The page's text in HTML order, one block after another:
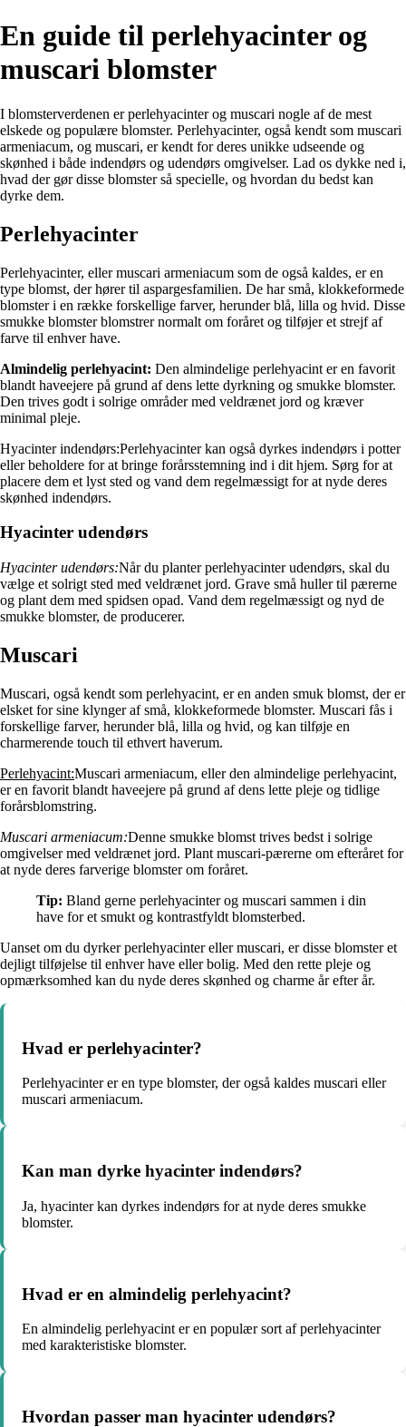
En guide til perlehyacinter og
muscari blomster
I blomsterverdenen er perlehyacinter og muscari nogle af de mest
elskede og populære blomster. Perlehyacinter, også kendt som muscari
armeniacum, og muscari, er kendt for deres unikke udseende og
skønhed i både indendørs og udendørs omgivelser. Lad os dykke ned i,
hvad der gør disse blomster så specielle, og hvordan du bedst kan
dyrke dem.
Perlehyacinter
Perlehyacinter, eller muscari armeniacum som de også kaldes, er en
type blomst, der hører til aspargesfamilien. De har små, klokkeformede
blomster i en række forskellige farver, herunder blå, lilla og hvid. Disse
smukke blomster blomstrer normalt om foråret og tilføjer et strejf af
farve til enhver have.
Almindelig perlehyacint: Den almindelige perlehyacint er en favorit
blandt haveejere på grund af dens lette dyrkning og smukke blomster.
Den trives godt i solrige områder med veldrænet jord og kræver
minimal pleje.
Hyacinter indendørs:Perlehyacinter kan også dyrkes indendørs i potter
eller beholdere for at bringe forårsstemning ind i dit hjem. Sørg for at
placere dem et lyst sted og vand dem regelmæssigt for at nyde deres
skønhed indendørs.
Hyacinter udendørs
Hyacinter udendørs:Når du planter perlehyacinter udendørs, skal du
vælge et solrigt sted med veldrænet jord. Grave små huller til pærerne
og plant dem med spidsen opad. Vand dem regelmæssigt og nyd de
smukke blomster, de producerer.
Muscari
Muscari, også kendt som perlehyacint, er en anden smuk blomst, der er
elsket for sine klynger af små, klokkeformede blomster. Muscari fås i
forskellige farver, herunder blå, lilla og hvid, og kan tilføje en
charmerende touch til ethvert haverum.
Perlehyacint:Muscari armeniacum, eller den almindelige perlehyacint,
er en favorit blandt haveejere på grund af dens lette pleje og tidlige
forårsblomstring.
Muscari armeniacum:Denne smukke blomst trives bedst i solrige
omgivelser med veldrænet jord. Plant muscari-pærerne om efteråret for
at nyde deres farverige blomster om foråret.
Tip: Bland gerne perlehyacinter og muscari sammen i din
have for et smukt og kontrastfyldt blomsterbed.
Uanset om du dyrker perlehyacinter eller muscari, er disse blomster et
dejligt tilføjelse til enhver have eller bolig. Med den rette pleje og
opmærksomhed kan du nyde deres skønhed og charme år efter år.
Hvad er perlehyacinter?
Perlehyacinter er en type blomster, der også kaldes muscari eller
muscari armeniacum.
Kan man dyrke hyacinter indendørs?
Ja, hyacinter kan dyrkes indendørs for at nyde deres smukke
blomster.
Hvad er en almindelig perlehyacint?
En almindelig perlehyacint er en populær sort af perlehyacinter
med karakteristiske blomster.
Hvordan passer man hyacinter udendørs?